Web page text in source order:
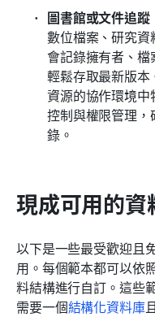
圖書館或文件追蹤
數位檔案、研究
會記錄擁有者、
輕鬆存取最新版
資源的協作環境
控制與權限管理
錄。
現成可用的資
以下是一些最受歡迎且
用。每個範本都可以依
料結構進行自訂。這些
需要一個結構化資料庫